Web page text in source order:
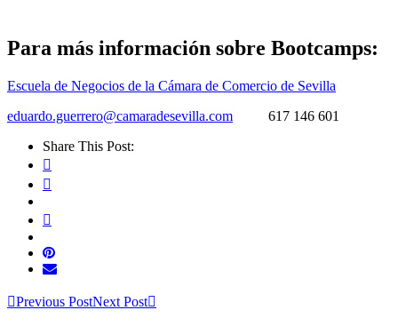
Para más información sobre Bootcamps:
Escuela de Negocios de la Cámara de Comercio de Sevilla
eduardo.guerrero@camaradesevilla.com 617 146 601
Share This Post:
Previous PostNext Post